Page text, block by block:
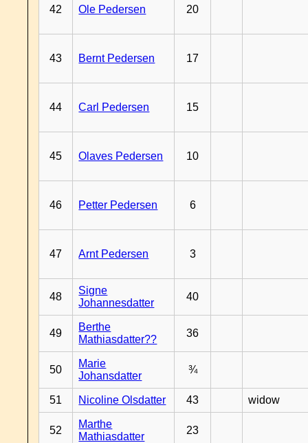
42 Ole Pedersen 20
43 Bernt Pedersen 17
44 Carl Pedersen 15
45 Olaves Pedersen 10
46 Petter Pedersen 6
47 Arnt Pedersen 3
48
Signe
Johannesdatter
40
49
Berthe
Mathiasdatter??
36
50
Marie
Johansdatter
¾
51 Nicoline Olsdatter 43 widow
52
Marthe
Mathiasdatter
23